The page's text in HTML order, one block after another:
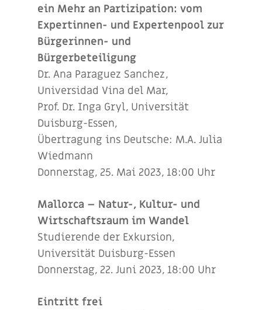
ein Mehr an Partizipation: vom
Expertinnen- und Expertenpool zur
Bürgerinnen- und
Bürgerbeteiligung
Dr. Ana Paraguez Sanchez,
Universidad Vina del Mar,
Prof. Dr. Inga Gryl, Universität
Duisburg-Essen,
Übertragung ins Deutsche: M.A. Julia
Wiedmann
Donnerstag, 25. Mai 2023, 18:00 Uhr
Mallorca – Natur-, Kultur- und
Wirtschaftsraum im Wandel
Studierende der Exkursion,
Universität Duisburg-Essen
Donnerstag, 22. Juni 2023, 18:00 Uhr
Eintritt frei